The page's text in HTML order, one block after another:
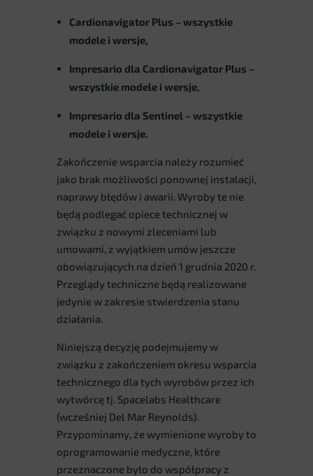
Cardionavigator Plus – wszystkie
modele i wersje,
Impresario dla Cardionavigator Plus –
wszystkie modele i wersje,
Impresario dla Sentinel – wszystkie
modele i wersje.
Zakończenie wsparcia należy rozumieć
jako brak możliwości ponownej instalacji,
naprawy błędów i awarii. Wyroby te nie
będą podlegać opiece technicznej w
związku z nowymi zleceniami lub
umowami, z wyjątkiem umów jeszcze
obowiązujących na dzień 1 grudnia 2020 r.
Przeglądy techniczne będą realizowane
jedynie w zakresie stwierdzenia stanu
działania.
Niniejszą decyzję podejmujemy w
związku z zakończeniem okresu wsparcia
technicznego dla tych wyrobów przez ich
wytwórcę tj. Spacelabs Healthcare
(wcześniej Del Mar Reynolds).
Przypominamy, że wymienione wyroby to
oprogramowanie medyczne, które
przeznaczone było do współpracy z